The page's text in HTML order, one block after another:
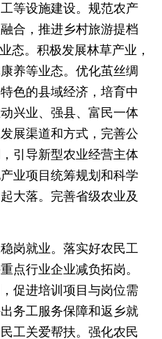
等设施建设。规范农产
合，推进乡村旅游提档
态。积极发展林草产业，
养等业态。优化茧丝绸
色的县域经济，培育中
兴业、强县、富民一体
展渠道和方式，完善公
引导新型农业经营主体
业项目统筹规划和科学
大落。完善省级农业及
就业。落实好农民工
点行业企业减负拓岗。
促进培训项目与岗位需
务工服务保障和返乡就
工关爱帮扶。强化农民